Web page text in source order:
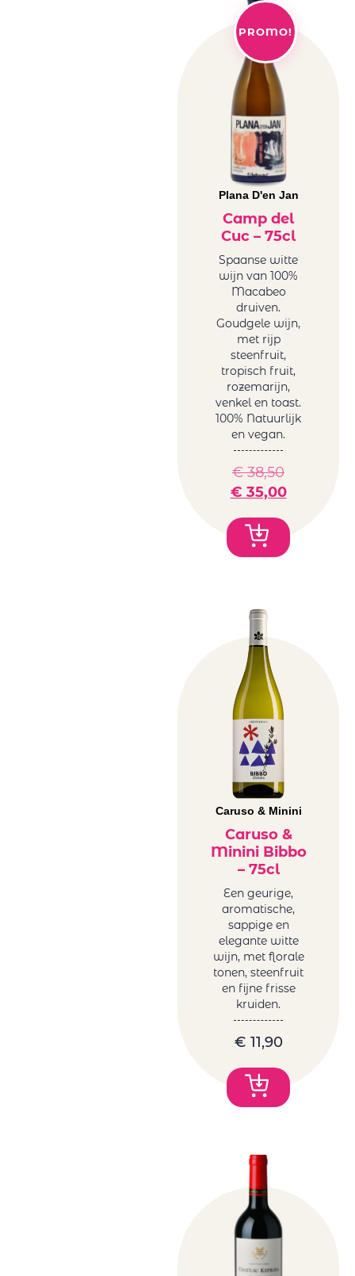
PROMO!
Plana D'en Jan
Camp del
Cuc – 75cl
Spaanse witte
wijn van 100%
Macabeo
druiven.
Goudgele wijn,
met rijp
steenfruit,
tropisch fruit,
rozemarijn,
venkel en toast.
100% Natuurlijk
en vegan.
€38,50
€ 35,00
Caruso & Minini
Caruso &
Minini Bibbo
– 75cl
Een geurige,
aromatische,
sappige en
elegante witte
wijn, met florale
tonen, steenfruit
en fijne frisse
kruiden.
€ 11,90